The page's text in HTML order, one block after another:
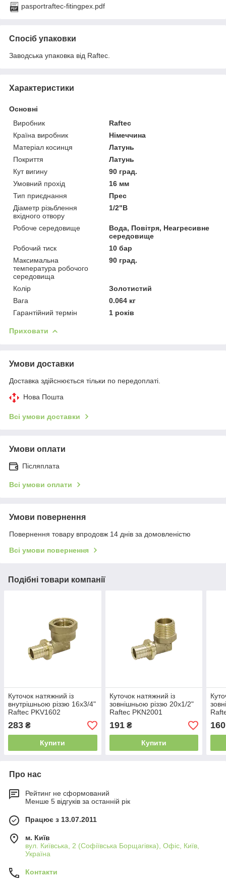
pasportraftec-fitingpex.pdf
Спосіб упаковки
Заводська упаковка від Raftec.
Характеристики
Основні
Виробник
Raftec
Країна виробник
Німеччина
Матеріал косинця
Латунь
Покриття
Латунь
Кут вигину
90 град.
Умовний прохід
16 мм
Тип приєднання
Прес
Діаметр різьблення
вхідного отвору
1/2"В
Робоче середовище
Вода, Повітря, Неагресивне
середовище
Робочий тиск
10 бар
Максимальна
температура робочого
середовища
90 град.
Колір
Золотистий
Вага
0.064 кг
Гарантійний термін
1 років
Приховати
Умови доставки
Доставка здійснюється тільки по передоплаті.
Нова Пошта
Всі умови доставки
Умови оплати
Післяплата
Всі умови оплати
Умови повернення
Повернення товару впродовж 14 днів за домовленістю
Всі умови повернення
Подібні товари компанії
Куточок натяжний із
внутрішньою різзю 16x3/4"
Raftec PKV1602
283 ₴
Купити
Куточок натяжний із
зовнішньою різзю 20x1/2"
Raftec PKN2001
191₴
Купити
160
Про нас
Рейтинг не сформований
Менше 5 відгуків за останній рік
Працює з 13.07.2011
м. Київ
вул. Київська, 2 (Софіївська Борщагівка), Офіс, Київ,
Україна
Контакти